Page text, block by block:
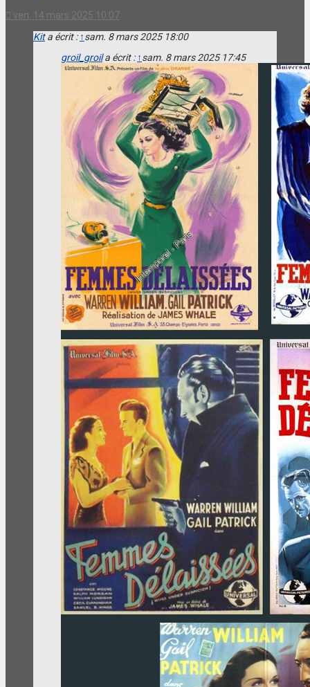
ven. 14 mars 2025 10:07
Kita écrit : ↑sam. 8 mars 2025 18:00
groil_groila écrit : ↑sam. 8 mars 2025 17:45